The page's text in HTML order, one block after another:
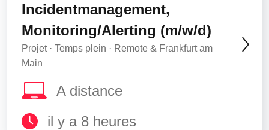
Incidentmanagement,
Monitoring/Alerting (m/w/d)
Projet · Temps plein · Remote & Frankfurt am
Main
A distance
il y a 8 heures